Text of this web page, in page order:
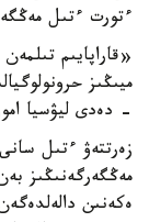
ءتورت ءتىل مەڭگەرگەندەردە 13
«قاراپايىم
ميىڭىز
- دەدى ليۋسيا
زەرتتەۋ ءتىل
مەڭگەرگەنىڭىز
ەكەنىن